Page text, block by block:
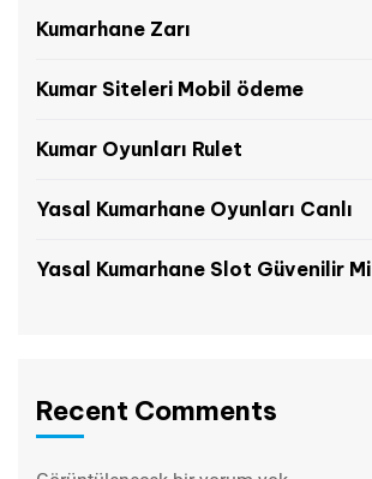
Kumarhane Zarı
Kumar Siteleri Mobil ödeme
Kumar Oyunları Rulet
Yasal Kumarhane Oyunları Canlı
Yasal Kumarhane Slot Güvenilir Mi
Recent Comments